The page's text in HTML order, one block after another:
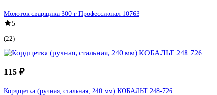
Молоток сварщика 300 г Профессионал 10763
5
(22)
115 ₽
Кордщетка (ручная, стальная, 240 мм) КОБАЛЬТ 248-726